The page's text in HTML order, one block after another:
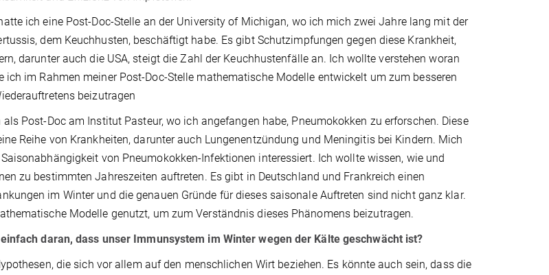
ich eine Post-Doc-Stelle an der University of Michigan, wo ich mich zwei Jahre lang mit der
dem Keuchhusten, beschäftigt habe. Es gibt Schutzimpfungen gegen diese Krankheit,
darunter auch die USA, steigt die Zahl der Keuchhustenfälle an. Ich wollte verstehen woran
ich im Rahmen meiner Post-Doc-Stelle mathematische Modelle entwickelt um zum besseren
beizutragen
Post-Doc am Institut Pasteur, wo ich angefangen habe, Pneumokokken zu erforschen. Diese
Reihe von Krankheiten, darunter auch Lungenentzündung und Meningitis bei Kindern. Mich
von Pneumokokken-Infektionen interessiert. Ich wollte wissen, wie und
zu bestimmten Jahreszeiten auftreten. Es gibt in Deutschland und Frankreich einen
im Winter und die genauen Gründe für dieses saisonale Auftreten sind nicht ganz klar.
Modelle genutzt, um zum Verständnis dieses Phänomens beizutragen.
daran, dass unser Immunsystem im Winter wegen der Kälte geschwächt ist?
die sich vor allem auf den menschlichen Wirt beziehen. Es könnte auch sein, dass die